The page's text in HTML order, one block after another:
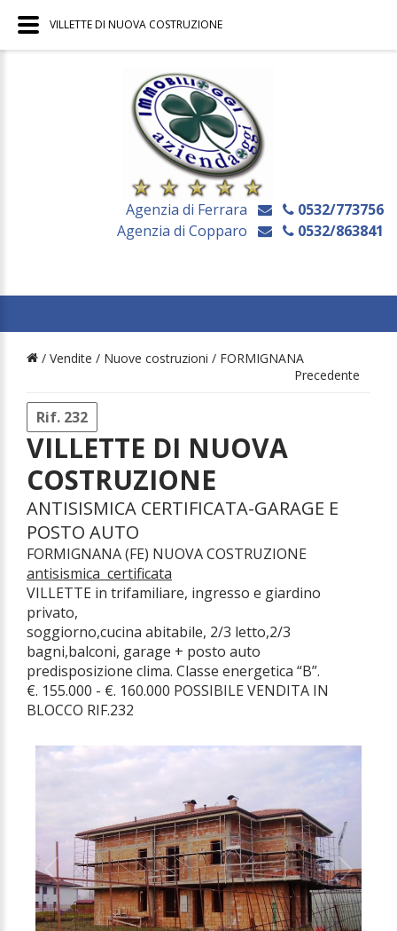
Agenzia di Ferrara
0532/773756
Agenzia di Copparo
0532/863841
/ Vendite / Nuove costruzioni / FORMIGNANA
Precedente
Rif. 232
VILLETTE DI NUOVA
COSTRUZIONE
ANTISISMICA CERTIFICATA-GARAGE E
POSTO AUTO
FORMIGNANA (FE) NUOVA COSTRUZIONE
antisismica certificata
VILLETTE in trifamiliare, ingresso e giardino
privato,
soggiorno,cucina abitabile, 2/3 letto,2/3
bagni,balconi, garage + posto auto
predisposizione clima. Classe energetica “B”.
€. 155.000 - €. 160.000 POSSIBILE VENDITA IN
BLOCCO RIF.232
VILLETTE DI NUOVA COSTRUZIONE